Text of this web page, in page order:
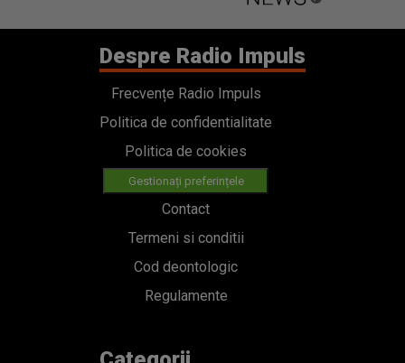
Despre Radio Impuls
Frecvențe Radio Impuls
Politica de confidentialitate
Politica de cookies
Gestionați preferințele
Contact
Termeni si conditii
Cod deontologic
Regulamente